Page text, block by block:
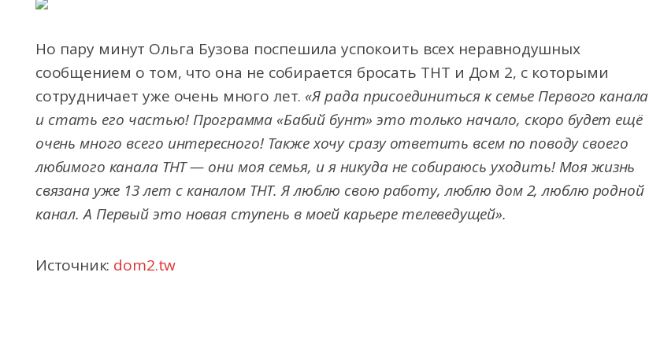
Но пару минут Ольга Бузова поспешила успокоить всех неравнодушных
сообщением о том, что она не собирается бросать ТНТ и Дом 2, с которыми
сотрудничает уже очень много лет. «Я рада присоединиться к семье Первого канала
и стать его частью! Программа «Бабий бунт» это только начало, скоро будет ещё
очень много всего интересного! Также хочу сразу ответить всем по поводу своего
любимого канала ТНТ — они моя семья, и я никуда не собираюсь уходить! Моя жизнь
связана уже 13 лет с каналом ТНТ. Я люблю свою работу, люблю дом 2, люблю родной
канал. А Первый это новая ступень в моей карьере телеведущей».
Источник: dom2.tw